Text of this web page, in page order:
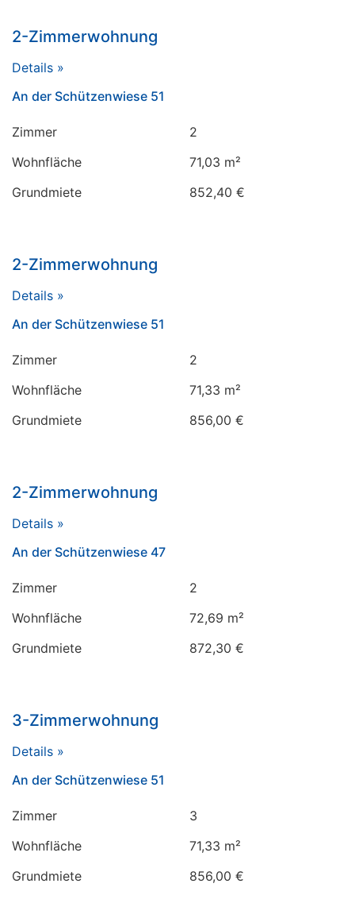
2-Zimmerwohnung
Details »
An der Schützenwiese 51
Zimmer
2
Wohnfläche
71,03 m²
Grundmiete
852,40 €
2-Zimmerwohnung
Details »
An der Schützenwiese 51
Zimmer
2
Wohnfläche
71,33 m²
Grundmiete
856,00 €
2-Zimmerwohnung
Details »
An der Schützenwiese 47
Zimmer
2
Wohnfläche
72,69 m²
Grundmiete
872,30 €
3-Zimmerwohnung
Details »
An der Schützenwiese 51
Zimmer
3
Wohnfläche
71,33 m²
Grundmiete
856,00 €